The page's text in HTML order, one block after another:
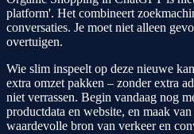
platform'. Het combineert
conversaties. Je moet niet alleen
overtuigen.
Wie slim inspeelt op deze nieuwe
extra omzet pakken – zonder extra
niet verrassen. Begin vandaag nog
productdata en website, en maak
waardevolle bron van verkeer en